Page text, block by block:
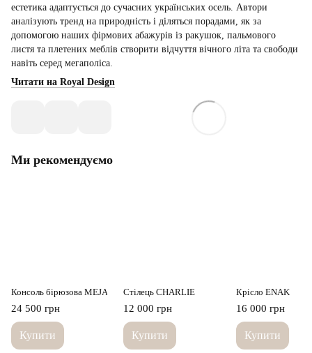
естетика адаптується до сучасних українських осель. Автори
аналізують тренд на природність і діляться порадами, як за
допомогою наших фірмових абажурів із ракушок, пальмового
листя та плетених меблів створити відчуття вічного літа та свободи
навіть серед мегаполіса.
Читати на Royal Design
Ми рекомендуємо
Консоль бірюзова MEJA
24 500 грн
Купити
Стілець CHARLIE
12 000 грн
Купити
Крісло ENAK
16 000 грн
Купити